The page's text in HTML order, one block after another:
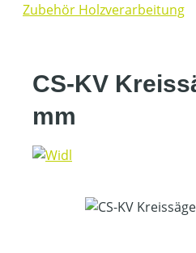
Zubehör Holzverarbeitung
CS-KV
mm
Bildergalerie überspringen